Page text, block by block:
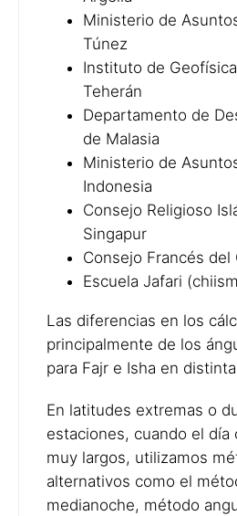
Ministerio de
Túnez
Instituto de
Teherán
Departamento de
de Malasia
Ministerio de
Indonesia
Consejo Religioso
Singapur
Consejo Francés
Escuela Jafari
Las diferencias en los
principalmente de los
para Fajr e Isha en
En latitudes extremas o
estaciones, cuando el día
muy largos, utilizamos
alternativos como el
medianoche, método